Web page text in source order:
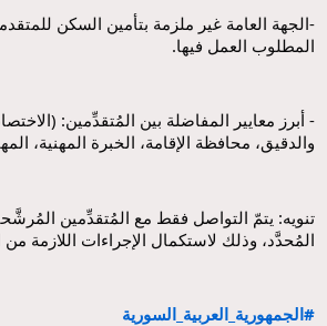
المطلوب العمل فيها.
والدقيق، محافظة الإقامة، الخبرة المهنية،
المُحدَّد، وذلك لاستكمال الإجراءات اللازمة من
#الجمهورية_العربية_السورية